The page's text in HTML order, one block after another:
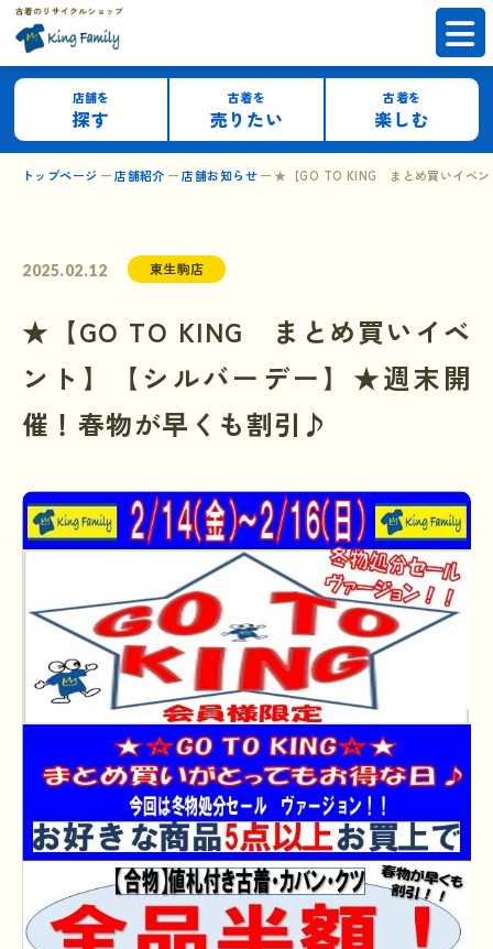
店舗を
探す
古着を
売りたい
古着を
楽しむ
トップページ 店舗紹介 店舗お知らせ ★【GO TO KING まとめ買いイベン
2025.02.12 東生駒店
★【GO TO KING まとめ買いイベ
ント】【シルバーデー】★週末開
催！春物が早くも割引♪